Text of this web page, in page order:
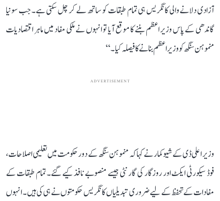
آزادی دلانے والی کانگریس ہی تمام طبقات کو ساتھ لے کر چل سکتی ہے۔ جب سونیا
گاندھی کے پاس وزیر اعظم بننے کا موقع آیا تو انہوں نے ملکی مفاد میں ماہر اقتصادیات
منموہن سنگھ کو وزیر اعظم بنانے کا فیصلہ کیا۔‘‘
ADVERTISEMENT
وزیر اعلی ڈی کے شیوکمار نے کہا کہ منموہن سنگھ کے دور حکومت میں تعلیمی اصلاحات،
فوڈ سیکورٹی ایکٹ اور روزگار کی گارنٹی جیسے منصوبے نافذ کیے گئے۔ تمام طبقات کے
مفادات کے تحفظ کے لیے ضروری تبدیلیاں کانگریس حکومتوں نے ہی کی ہیں۔ انہوں